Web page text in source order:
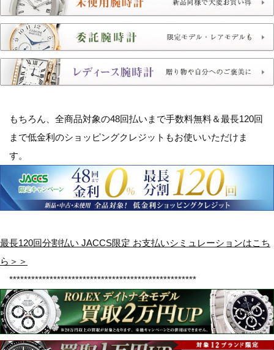
もちろん、全商品対象の48回払いまで手数料無料＆最長120回
まで低金利のショッピングクレジット もお使いいただけま
す。
最長120回分割払い JACCS限定 お支払いシミュレーションはこち
ら＞＞
***************************************************